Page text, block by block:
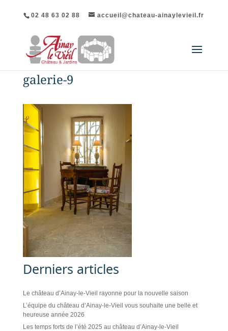
02 48 63 02 88 accueil@chateau-ainaylevieil.fr
galerie-9
Derniers articles
Le château d’Ainay-le-Vieil rayonne pour la nouvelle saison
L’équipe du château d’Ainay-le-Vieil vous souhaite une belle et
heureuse année 2026
Les temps forts de l’été 2025 au château d’Ainay-le-Vieil